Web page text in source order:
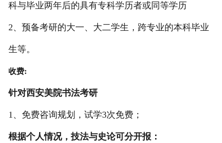
科与毕业两年后的具有专科学历者或同等学历
2、预备考研的大一、大二学生，跨专业的本科毕业
生等。
收费:
针对西安美院书法考研
1、免费咨询规划，试学3次免费；
根据个人情况，技法与史论可分开报：